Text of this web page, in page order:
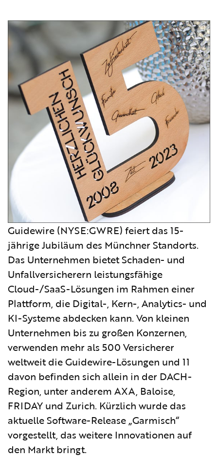
Guidewire (NYSE:GWRE) feiert das 15-
jährige Jubiläum des Münchner Standorts.
Das Unternehmen bietet Schaden- und
Unfallversicherern leistungsfähige
Cloud-/SaaS-Lösungen im Rahmen einer
Plattform, die Digital-, Kern-, Analytics- und
KI-Systeme abdecken kann. Von kleinen
Unternehmen bis zu großen Konzernen,
verwenden mehr als 500 Versicherer
weltweit die Guidewire-Lösungen und 11
davon befinden sich allein in der DACH-
Region, unter anderem AXA, Baloise,
FRIDAY und Zurich. Kürzlich wurde das
aktuelle Software-Release „Garmisch“
vorgestellt, das weitere Innovationen auf
den Markt bringt.